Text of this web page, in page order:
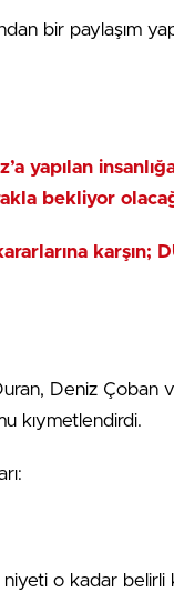
bir paylaşım
yapılan
bekliyor
karşın;
Deniz Çoban
kıymetlendirdi.
o kadar belirli